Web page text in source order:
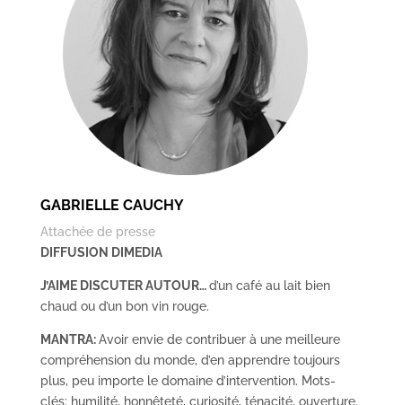
GABRIELLE CAUCHY
Attachée de presse
DIFFUSION DIMEDIA
J’AIME DISCUTER AUTOUR…d’un café au lait bien
chaud ou d’un bon vin rouge.
MANTRA:Avoir envie de contribuer à une meilleure
compréhension du monde, d’en apprendre toujours
plus, peu importe le domaine d’intervention. Mots-
clés: humilité, honnêteté, curiosité, ténacité, ouverture.